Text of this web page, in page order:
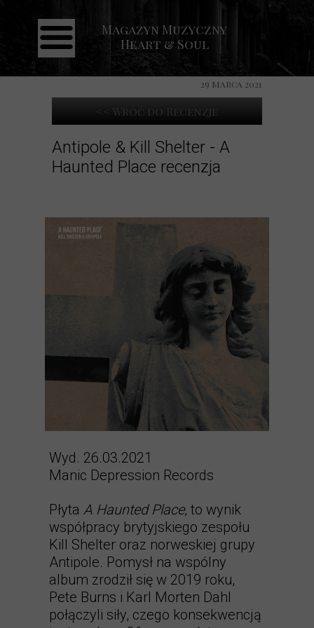
Strona główna
Aktualności
Koncerty
Galeria
Kontakt
Magazyn Muzyczny
Heart & Soul
Antipole & Kill Shelter - A
Haunted Place recenzja
<< Wróć do Recenzje
29 marca 2021
Wyd. 26.03.2021
Manic Depression Records
Płyta A Haunted Place, to wynik
współpracy brytyjskiego zespołu
Kill Shelter oraz norweskiej grupy
Antipole. Pomysł na wspólny
album zrodził się w 2019 roku,
Pete Burns i Karl Morten Dahl
połączyli siły, czego konsekwencją